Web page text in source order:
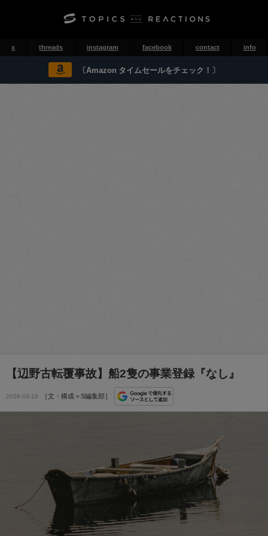
x threads instagram facebook contact info
〔Amazon タイムセールをチェック！〕
【辺野古転覆事故】船2隻の事業登録『なし』
2026-03-19 ［文・構成＝S編集部］